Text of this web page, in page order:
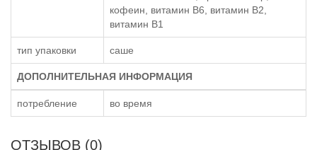
кофеин, витамин В6, витамин В2,
витамин В1
тип упаковки саше
ДОПОЛНИТЕЛЬНАЯ ИНФОРМАЦИЯ
потребление во время
ОТЗЫВОВ (0)